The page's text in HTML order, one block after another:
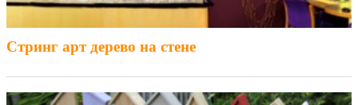
Стринг арт дерево на стене